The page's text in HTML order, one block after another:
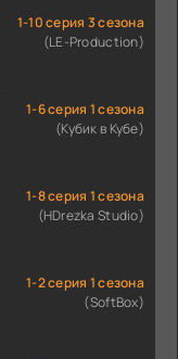
1-10 серия 3 сезона
(LE-Production)
1-6 серия 1 сезона
(Кубик в Кубе)
1-8 серия 1 сезона
(HDrezka Studio)
1-2 серия 1 сезона
(SoftBox)